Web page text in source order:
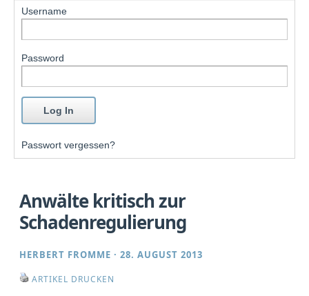
Username
Password
Passwort vergessen?
Anwälte kritisch zur
Schadenregulierung
HERBERT FROMME ·28. AUGUST 2013
ARTIKEL DRUCKEN